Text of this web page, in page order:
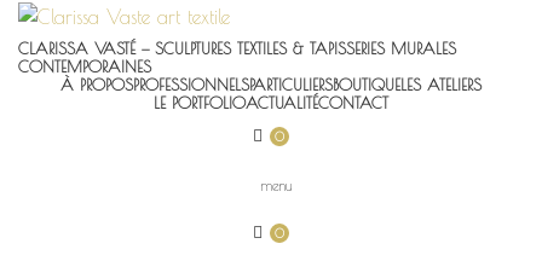
CLARISSA VASTÉ — SCULPTURES TEXTILES & TAPISSERIES MURALES
CONTEMPORAINES
À PROPOSPROFESSIONNELSPARTICULIERSBOUTIQUELES ATELIERS
LE PORTFOLIOACTUALITÉCONTACT
0
menu
0